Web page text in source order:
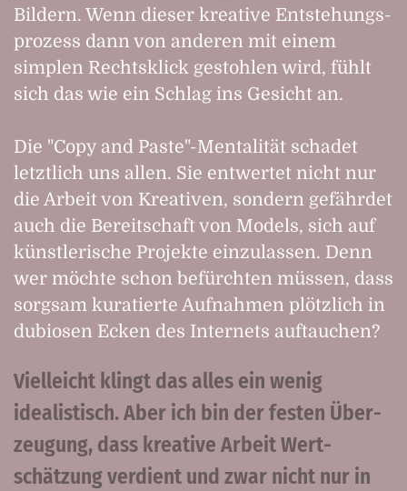
Bildern. Wenn dieser kreative Entstehungs­
prozess dann von anderen mit einem
simplen Rechts­klick gestohlen wird, fühlt
sich das wie ein Schlag ins Gesicht an.
Die "Copy and Paste"-Mentalität schadet
letztlich uns allen. Sie entwertet nicht nur
die Arbeit von Kreativen, sondern gefährdet
auch die Bereit­schaft von Models, sich auf
künst­lerische Projekte einzulassen. Denn
wer möchte schon be­fürchten müssen, dass
sorgsam kuratierte Auf­nahmen plötzlich in
dubiosen Ecken des Internets auftauchen?
Vielleicht klingt das alles ein wenig
idealistisch. Aber ich bin der festen Über­
zeugung, dass kreative Arbeit Wert­
schätzung verdient und zwar nicht nur in